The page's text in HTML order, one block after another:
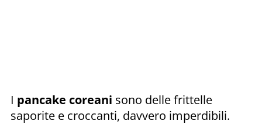
I pancake coreani sono delle frittelle
saporite e croccanti, davvero imperdibili.